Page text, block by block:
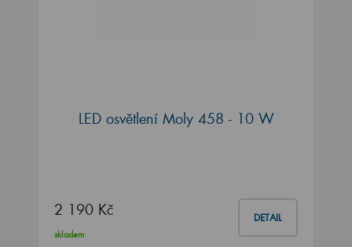
LED osvětlení Moly 458 - 10 W
2 190 Kč DETAIL
skladem